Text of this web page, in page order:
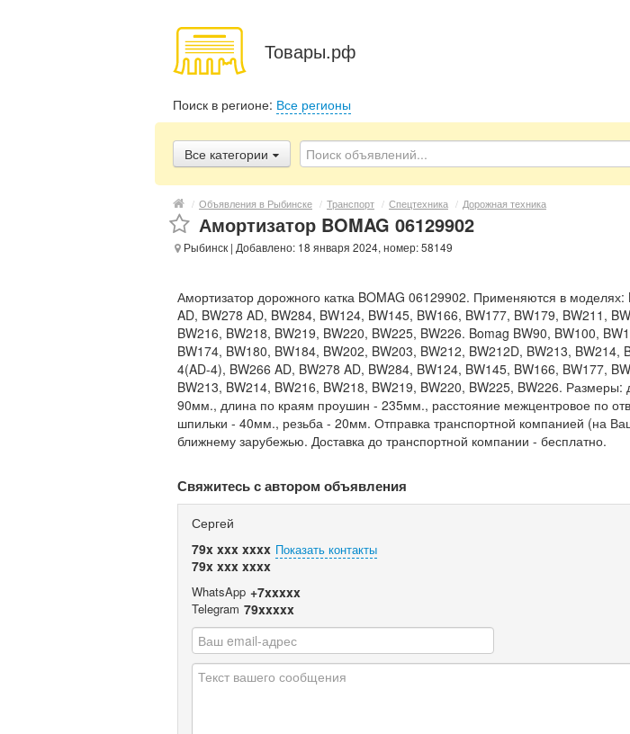
Товары.рф
Поиск в регионе: Все регионы
Все категории
/ Объявления в Рыбинске / Транспорт / Спецтехника / Дорожная техника
Амортизатор BOMAG 06129902
Рыбинск | Добавлено: 18 января 2024, номер: 58149
Амортизатор дорожного катка BOMAG 06129902. Применяются в
AD, BW278 AD, BW284, BW124, BW145, BW166, BW177, BW179, BW211,
BW216, BW218, BW219, BW220, BW225, BW226. Bomag BW90, BW100,
BW174, BW180, BW184, BW202, BW203, BW212, BW212D, BW213, BW214,
4(AD-4), BW266 AD, BW278 AD, BW284, BW124, BW145, BW166, BW177,
BW213, BW214, BW216, BW218, BW219, BW220, BW225, BW226.
90мм., длина по краям проушин - 235мм., расстояние межцентровое по
шпильки - 40мм., резьба - 20мм. Отправка транспортной компанией (на
ближнему зарубежью. Доставка до транспортной компании - бесплатно.
Свяжитесь с автором объявления
Сергей
79x xxx xxxx Показать контакты
79x xxx xxxx
WhatsApp +7xxxxx
Telegram 79xxxxx